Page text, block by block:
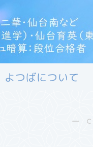
よつばについて
―